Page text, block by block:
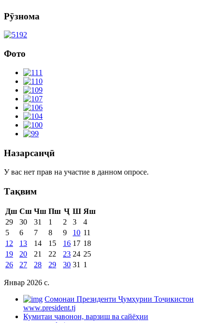
Рӯзнома
Фото
Назарсанҷӣ
У вас нет прав на участие в данном опросе.
Тақвим
Дш Сш Чш Пш Ҷ Ш Яш
29
30 31 1 2 3
4
5
6 7 8 9 10 11
12
13 14 15 16 17 18
19
20 21 22 23 24 25
26
27 28 29 30 31 1
Январ 2026 c.
Cомонаи Президенти Ҷумҳурии Тоҷикистон
www.president.tj
Кумитаи ҷавонон, варзиш ва сайёҳии